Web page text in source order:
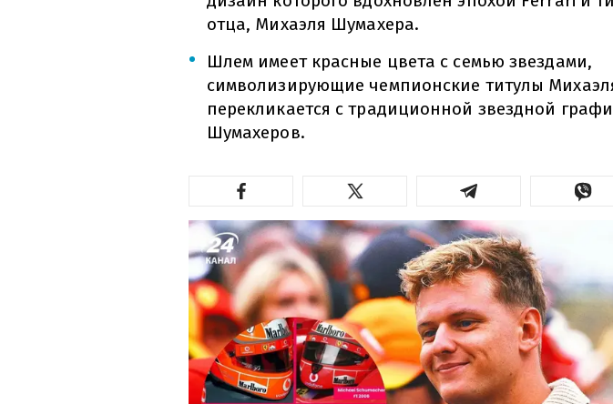
отца, Михаэля Шумахера.
Шлем имеет красные цвета с семью звездами,
символизирующие чемпионские титулы
перекликается с традиционной звездной
Шумахеров.